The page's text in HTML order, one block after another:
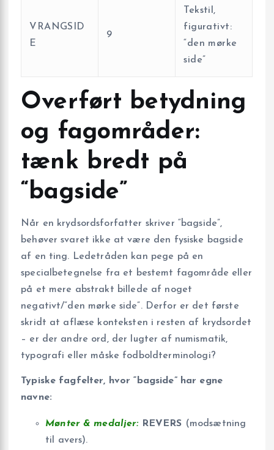
VRANGSID
E
9
Tekstil,
figurativt:
“den mørke
side”
Overført betydning
og fagområder:
tænk bredt på
“bagside”
Når en krydsordsforfatter skriver “bagside”,
behøver svaret ikke at være den fysiske bagside
af en ting. Ledetråden kan pege på en
specialbetegnelse fra et bestemt fagområde eller
på et mere abstrakt billede af noget
negativt/”den mørke side”. Derfor er det første
skridt at aflæse konteksten i resten af krydsordet
– er der andre ord, der lugter af numismatik,
typografi eller måske fodboldterminologi?
Typiske fagfelter, hvor “bagside” har egne
navne:
Mønter & medaljer: REVERS (modsætning
til avers).